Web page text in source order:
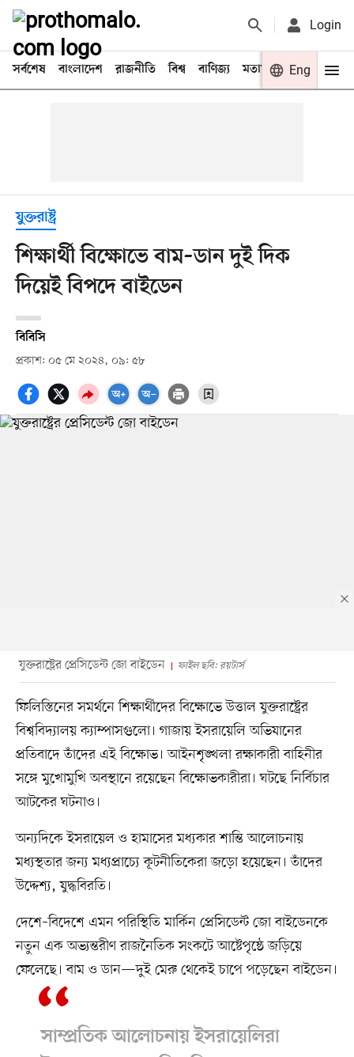
Login
সর্বশেষ বাংলাদেশ রাজনীতি বিশ্ব বাণিজ্য মতামত খেলা
Eng
যুক্তরাষ্ট্র
শিক্ষার্থী বিক্ষোভে বাম–ডান দুই দিক
দিয়েই বিপদে বাইডেন
বিবিসি
প্রকাশ: ০৫ মে ২০২৪, ০৯: ৫৮
যুক্তরাষ্ট্রের প্রেসিডেন্ট জো বাইডেন ফাইল ছবি: রয়টার্স
ফিলিস্তিনের সমর্থনে শিক্ষার্থীদের বিক্ষোভে উত্তাল যুক্তরাষ্ট্রের
বিশ্ববিদ্যালয় ক্যাম্পাসগুলো। গাজায় ইসরায়েলি অভিযানের
প্রতিবাদে তাঁদের এই বিক্ষোভ। আইনশৃঙ্খলা রক্ষাকারী বাহিনীর
সঙ্গে মুখোমুখি অবস্থানে রয়েছেন বিক্ষোভকারীরা। ঘটছে নির্বিচার
আটকের ঘটনাও।
অন্যদিকে ইসরায়েল ও হামাসের মধ্যকার শান্তি আলোচনায়
মধ্যস্থতার জন্য মধ্যপ্রাচ্যে কূটনীতিকেরা জড়ো হয়েছেন। তাঁদের
উদ্দেশ্য, যুদ্ধবিরতি।
দেশে–বিদেশে এমন পরিস্থিতি মার্কিন প্রেসিডেন্ট জো বাইডেনকে
নতুন এক অভ্যন্তরীণ রাজনৈতিক সংকটে আষ্টেপৃষ্ঠে জড়িয়ে
ফেলেছে। বাম ও ডান—দুই মেরু থেকেই চাপে পড়েছেন বাইডেন।
সাম্প্রতিক আলোচনায় ইসরায়েলিরা